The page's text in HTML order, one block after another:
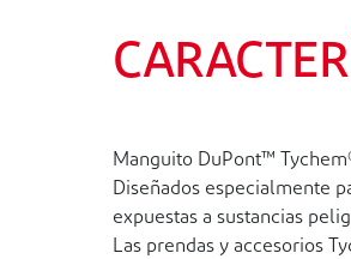
Manguito DuPont™
Diseñados especialmente
expuestas a sustancias
Las prendas y accesorios